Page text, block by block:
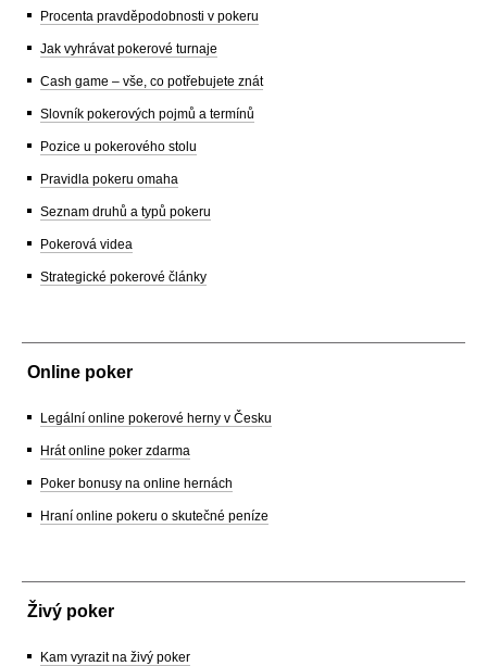
Procenta pravděpodobnosti v pokeru
Jak vyhrávat pokerové turnaje
Cash game – vše, co potřebujete znát
Slovník pokerových pojmů a termínů
Pozice u pokerového stolu
Pravidla pokeru omaha
Seznam druhů a typů pokeru
Pokerová videa
Strategické pokerové články
Online poker
Legální online pokerové herny v Česku
Hrát online poker zdarma
Poker bonusy na online hernách
Hraní online pokeru o skutečné peníze
Živý poker
Kam vyrazit na živý poker